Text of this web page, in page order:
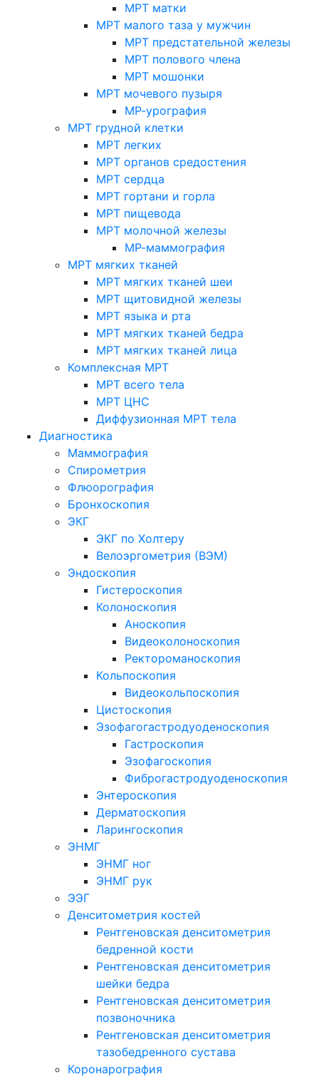
МРТ матки
МРТ малого таза у мужчин
МРТ предстательной железы
МРТ полового члена
МРТ мошонки
МРТ мочевого пузыря
МР-урография
МРТ грудной клетки
МРТ легких
МРТ органов средостения
МРТ сердца
МРТ гортани и горла
МРТ пищевода
МРТ молочной железы
МР-маммография
МРТ мягких тканей
МРТ мягких тканей шеи
МРТ щитовидной железы
МРТ языка и рта
МРТ мягких тканей бедра
МРТ мягких тканей лица
Комплексная МРТ
МРТ всего тела
МРТ ЦНС
Диффузионная МРТ тела
Диагностика
Маммография
Спирометрия
Флюорография
Бронхоскопия
ЭКГ
ЭКГ по Холтеру
Велоэргометрия (ВЭМ)
Эндоскопия
Гистероскопия
Колоноскопия
Аноскопия
Видеоколоноскопия
Ректороманоскопия
Кольпоскопия
Видеокольпоскопия
Цистоскопия
Эзофагогастродуоденоскопия
Гастроскопия
Эзофагоскопия
Фиброгастродуоденоскопия
Энтероскопия
Дерматоскопия
Ларингоскопия
ЭНМГ
ЭНМГ ног
ЭНМГ рук
ЭЭГ
Денситометрия костей
Рентгеновская денситометрия
бедренной кости
Рентгеновская денситометрия
шейки бедра
Рентгеновская денситометрия
позвоночника
Рентгеновская денситометрия
тазобедренного сустава
Коронарография